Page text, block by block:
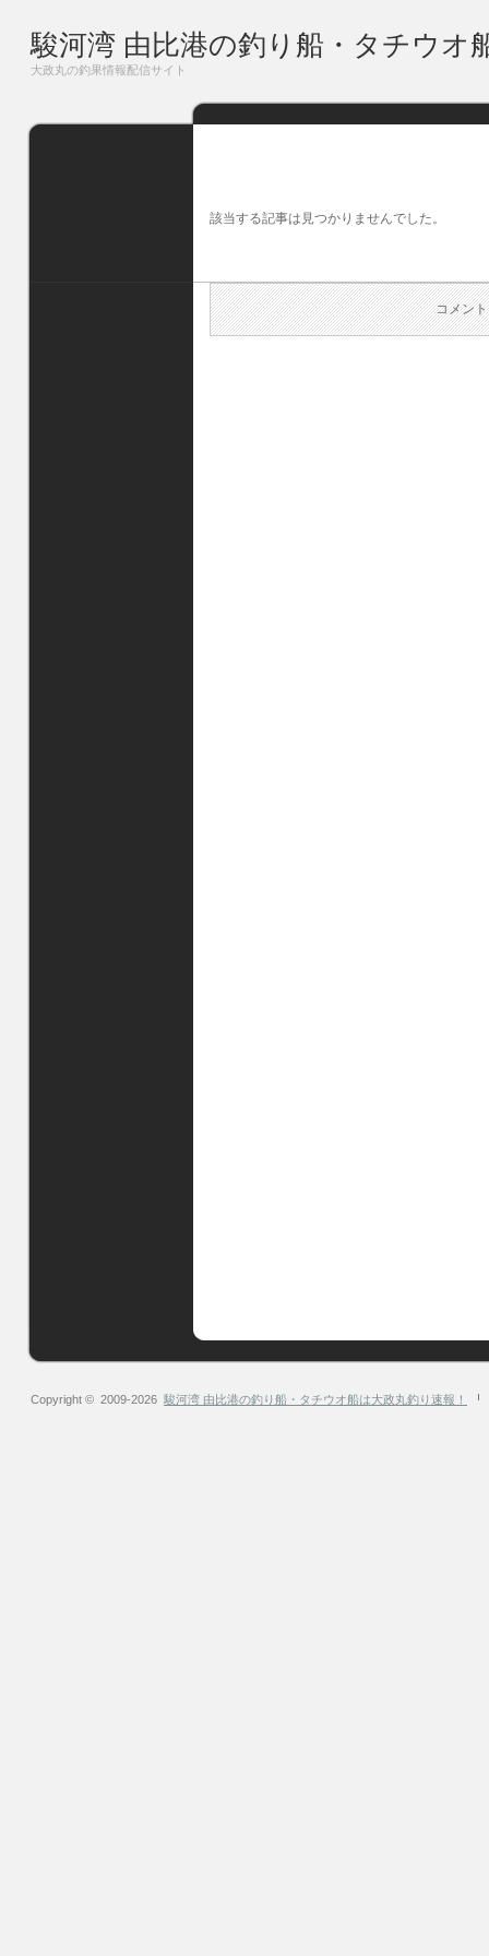
駿河湾 由比港の釣り船・タチウオ
大政丸の釣果情報配信サイト
該当する記事は見つかりませんでした。
コメン
Copyright © 2009-2026 駿河湾 由比港の釣り船・タチウオ船は大政丸釣り速報！